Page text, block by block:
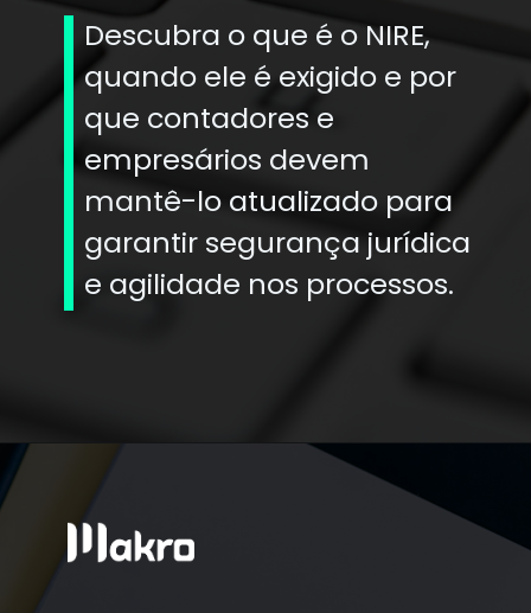
Descubra o que é o NIRE,
quando ele é exigido e por
que contadores e
empresários devem
mantê-lo atualizado para
garantir segurança jurídica
e agilidade nos processos.